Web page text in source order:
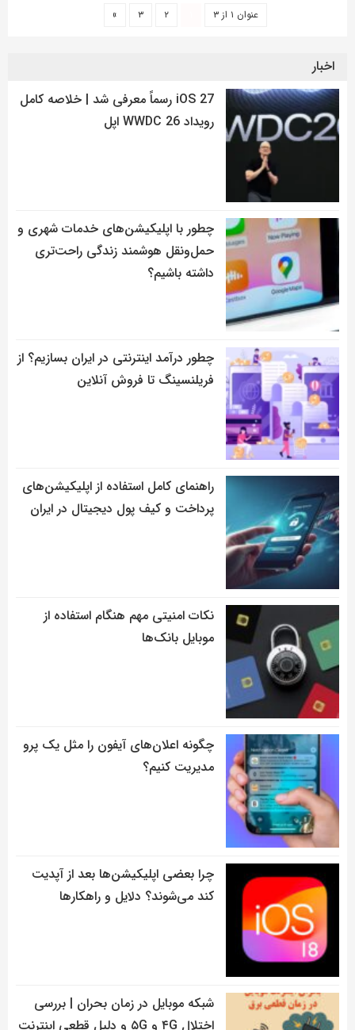
عنوان ۱ از ۳ ۲ ۳ »
اخبار
iOS 27 رسماً معرفی شد | خلاصه کامل
رویداد WWDC 26 اپل
چطور با اپلیکیشن‌های خدمات شهری و
حمل‌ونقل هوشمند زندگی راحت‌تری
داشته باشیم؟
چطور درآمد اینترنتی در ایران بسازیم؟ از
فریلنسینگ تا فروش آنلاین
راهنمای کامل استفاده از اپلیکیشن‌های
پرداخت و کیف پول دیجیتال در ایران
نکات امنیتی مهم هنگام استفاده از
موبایل بانک‌ها
چگونه اعلان‌های آیفون را مثل یک پرو
مدیریت کنیم؟
چرا بعضی اپلیکیشن‌ها بعد از آپدیت
کند می‌شوند؟ دلایل و راهکارها
شبکه موبایل در زمان بحران | بررسی
اختلال ۴G و ۵G و دلیل قطعی اینترنت